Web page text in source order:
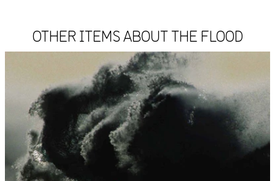
OTHER ITEMS ABOUT THE FLOOD